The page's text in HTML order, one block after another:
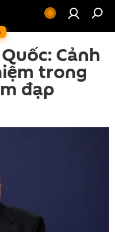
Cảnh
trong
đạp